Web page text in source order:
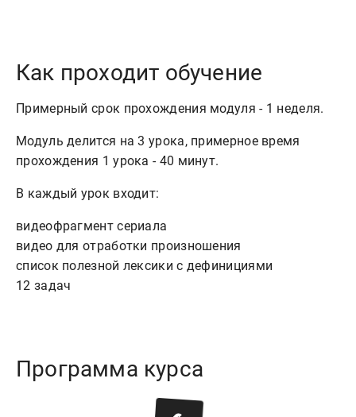
Как проходит обучение
Примерный срок прохождения модуля - 1 неделя.
Модуль делится на 3 урока, примерное время
прохождения 1 урока - 40 минут.
В каждый урок входит:
видеофрагмент сериала
видео для отработки произношения
список полезной лексики с дефинициями
12 задач
Программа курса